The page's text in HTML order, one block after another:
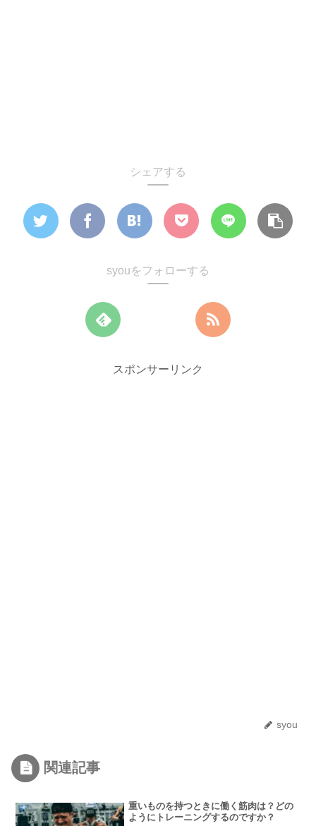
シェアする
syouをフォローする
スポンサーリンク
syou
関連記事
重いものを持つときに働く筋肉は？どの
ようにトレーニングするのですか？